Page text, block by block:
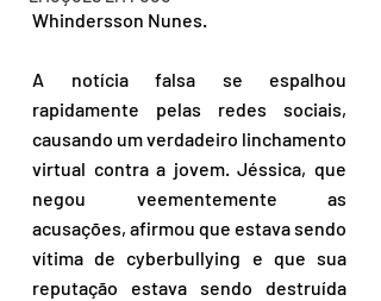
Whindersson Nunes.
A notícia falsa se espalhou
rapidamente pelas redes sociais,
causando um verdadeiro linchamento
virtual contra a jovem. Jéssica, que
negou veementemente as
acusações, afirmou que estava sendo
vítima de cyberbullying e que sua
reputação estava sendo destruída